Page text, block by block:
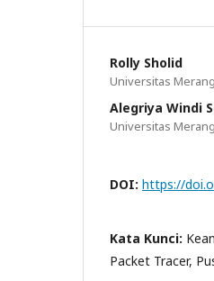
Rolly Sholid
Universitas
Alegriya Windi
Universitas
DOI: https://
Kata Kunci:
Packet Tracer,